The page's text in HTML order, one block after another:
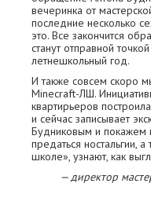
вечеринка от
последние несколько
это. Все закончится
станут отправной
летнешкольный год.
И также совсем скоро
Minecraft-ЛШ.
квартирьеров
и сейчас записывает
Будниковым и покажем
предаться ностальгии,
школе», узнают, как
— директор